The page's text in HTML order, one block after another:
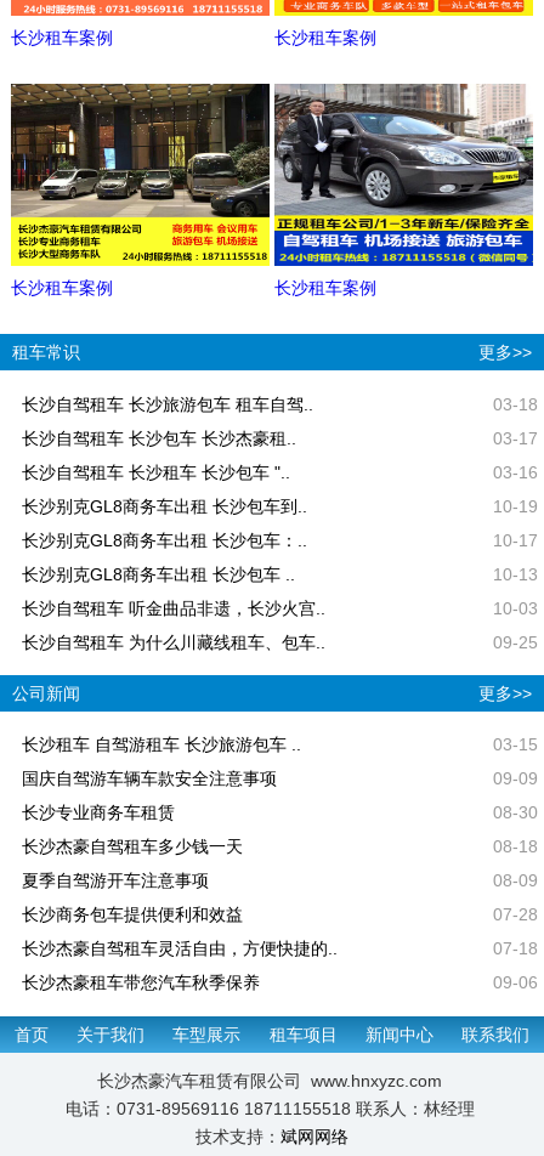
长沙租车案例 长沙租车案例
长沙租车案例 长沙租车案例
租车常识 更多>>
长沙自驾租车 长沙旅游包车 租车自驾..
03-18
长沙自驾租车 长沙包车 长沙杰豪租..
03-17
长沙自驾租车 长沙租车 长沙包车 "..
03-16
长沙别克GL8商务车出租 长沙包车到..
10-19
长沙别克GL8商务车出租 长沙包车：..
10-17
长沙别克GL8商务车出租 长沙包车 ..
10-13
长沙自驾租车 听金曲品非遗，长沙火宫..
10-03
长沙自驾租车 为什么川藏线租车、包车..
09-25
公司新闻 更多>>
长沙租车 自驾游租车 长沙旅游包车 ..
03-15
国庆自驾游车辆车款安全注意事项
09-09
长沙专业商务车租赁
08-30
长沙杰豪自驾租车多少钱一天
08-18
夏季自驾游开车注意事项
08-09
长沙商务包车提供便利和效益
07-28
长沙杰豪自驾租车灵活自由，方便快捷的..
07-18
长沙杰豪租车带您汽车秋季保养
09-06
首页 关于我们 车型展示 租车项目 新闻中心 联系我们
长沙杰豪汽车租赁有限公司 www.hnxyzc.com
电话：0731-89569116 18711155518 联系人：林经理
技术支持： 斌网网络